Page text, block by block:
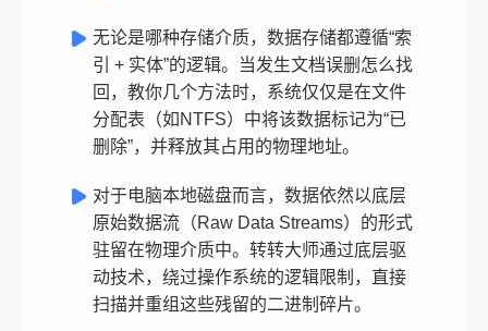
无论是哪种存储介质，数据存储都遵循“索
引 + 实体”的逻辑。当发生文档误删怎么找
回，教你几个方法时，系统仅仅是在文件
分配表（如NTFS）中将该数据标记为“已
删除”，并释放其占用的物理地址。
对于电脑本地磁盘而言，数据依然以底层
原始数据流（Raw Data Streams）的形式
驻留在物理介质中。转转大师通过底层驱
动技术，绕过操作系统的逻辑限制，直接
扫描并重组这些残留的二进制碎片。